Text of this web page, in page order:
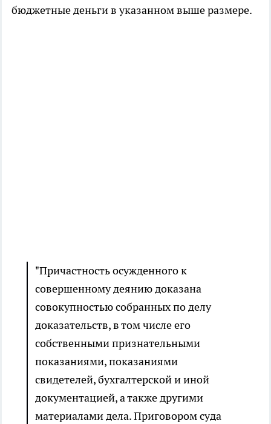
бюджетные деньги в указанном выше размере.
"Причастность осужденного к
совершенному деянию доказана
совокупностью собранных по делу
доказательств, в том числе его
собственными признательными
показаниями, показаниями
свидетелей, бухгалтерской и иной
документацией, а также другими
материалами дела. Приговором суда